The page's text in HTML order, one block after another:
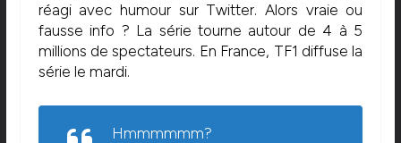
réagi avec humour sur Twitter. Alors vraie ou
fausse info ? La série tourne autour de 4 à 5
millions de spectateurs. En France, TF1 diffuse la
série le mardi.
Hmmmmmm?